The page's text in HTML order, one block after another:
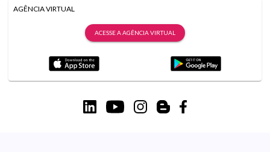
AGÊNCIA VIRTUAL
ACESSE A AGÊNCIA VIRTUAL